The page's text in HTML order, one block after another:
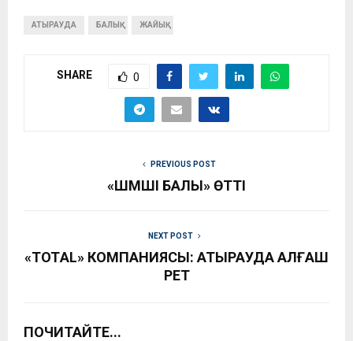
АТЫРАУДА БАЛЫҚ ЖАЙЫҚ
SHARE 0
PREVIOUS POST
«ШӘМШІ БАЛЫ» ӨТТІ
NEXT POST
«ТОТAL» КОМПАНИЯСЫ: АТЫРАУДА АЛҒАШ
РЕТ
ПОЧИТАЙТЕ...